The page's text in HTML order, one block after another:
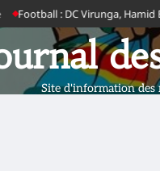
: DC Virunga, Hamid
Site d'information des